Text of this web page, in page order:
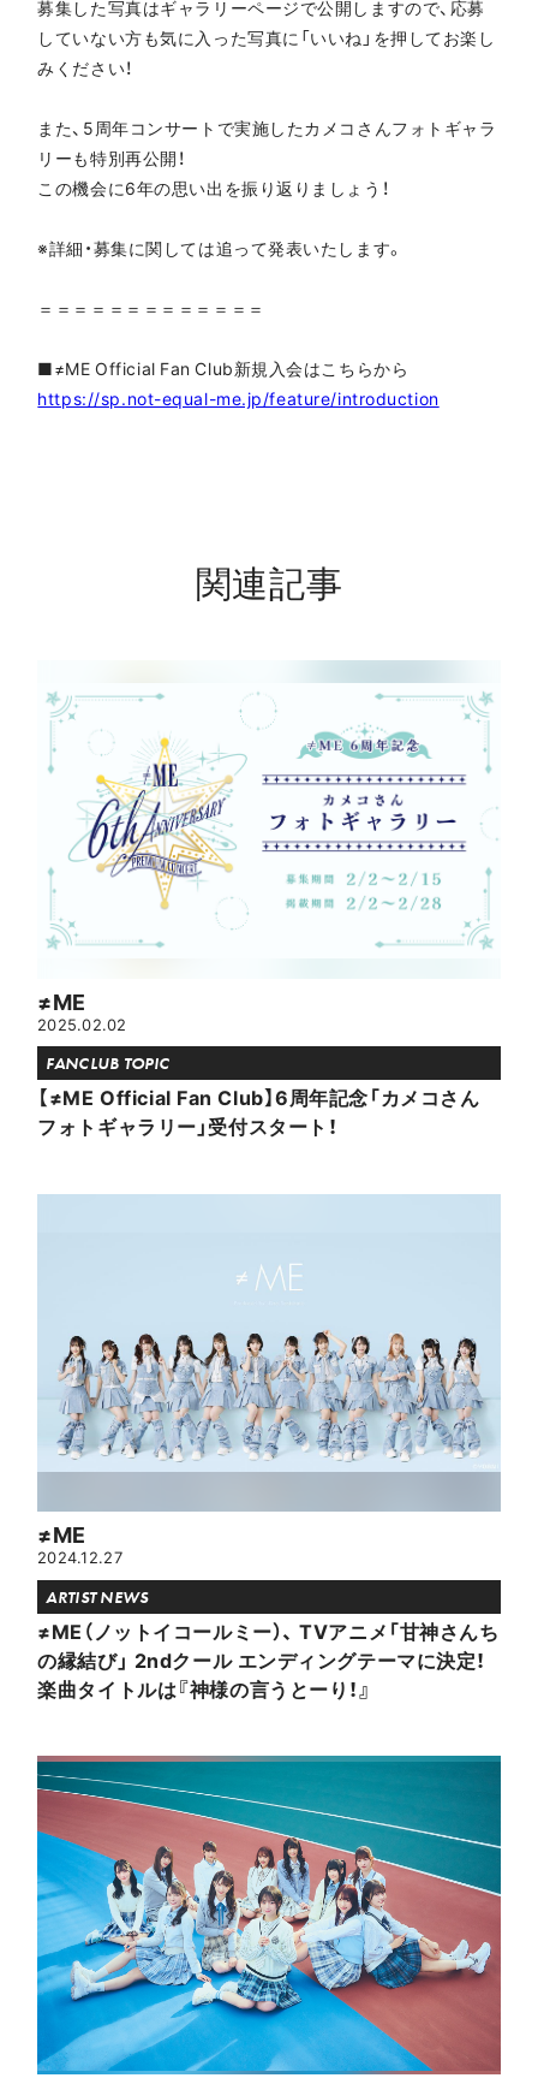
募集した写真はギャラリーページで公開しますので、応募
していない方も気に入った写真に「いいね」を押してお楽し
みください！
また、5周年コンサートで実施したカメコさんフォトギャラ
リーも特別再公開！
この機会に6年の思い出を振り返りましょう！
※詳細・募集に関しては追って発表いたします。
＝＝＝＝＝＝＝＝＝＝＝＝＝
■≠ME Official Fan Club新規入会はこちらから
https://sp.not-equal-me.jp/feature/introduction
関連記事
≠ME
2025.02.02
FANCLUB TOPIC
【≠ME Official Fan Club】6周年記念「カメコさん
フォトギャラリー」受付スタート！
≠ME
2024.12.27
ARTIST NEWS
≠ME（ノットイコールミー）、 TVアニメ「甘神さんち
の縁結び」 2ndクール エンディングテーマに決定！
楽曲タイトルは『神様の言うとーり！』